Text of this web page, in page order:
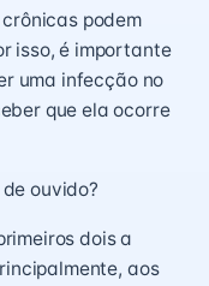
podem
isso, é importante
uma infecção no
que ela ocorre
ouvido?
dois a
aos